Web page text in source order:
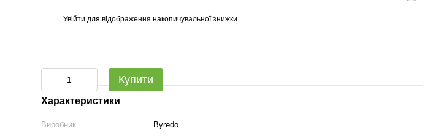
Увійти для відображення накопичувальної знижки
Купити
Характеристики
Виробник
Byredo